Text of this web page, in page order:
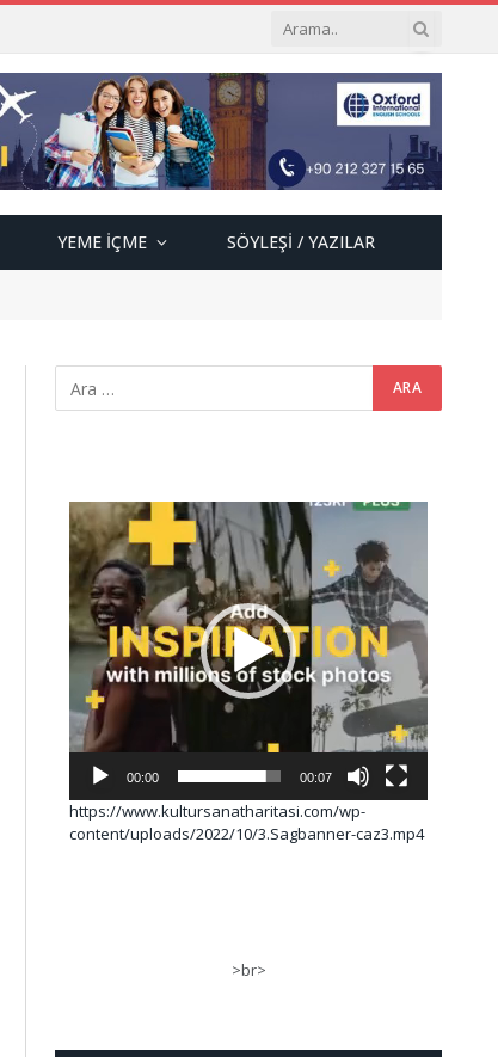
YEME İÇME SÖYLEŞI / YAZILAR
Video
oynatıcı
00:00 00:07
https://www.kultursanatharitasi.com/wp-
content/uploads/2022/10/3.Sagbanner-caz3.mp4
>br>